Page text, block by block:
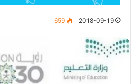
2018-09-19
659